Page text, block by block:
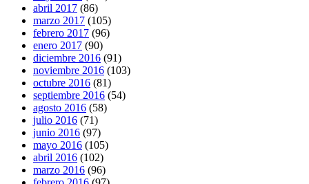
abril 2017 (86)
marzo 2017 (105)
febrero 2017 (96)
enero 2017 (90)
diciembre 2016 (91)
noviembre 2016 (103)
octubre 2016 (81)
septiembre 2016 (54)
agosto 2016 (58)
julio 2016 (71)
junio 2016 (97)
mayo 2016 (105)
abril 2016 (102)
marzo 2016 (96)